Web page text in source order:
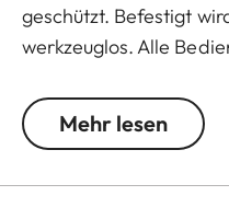
geschützt. Befestigt
werkzeuglos. Alle
Zubehör, etwa ein
oder Daumenstütze
Mehr lesen